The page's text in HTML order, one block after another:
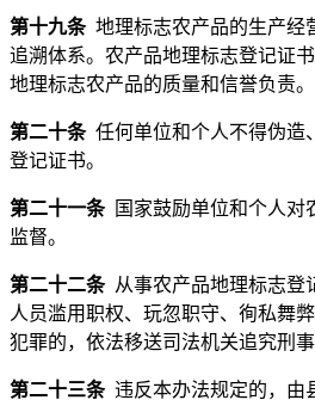
第十九条地理标志农产品的生产经
追溯体系。农产品地理标志登记证
地理标志农产品的质量和信誉负责。
第二十条任何单位和个人不得伪造
登记证书。
第二十一条国家鼓励单位和个人对
监督。
第二十二条从事农产品地理标志登
人员滥用职权、玩忽职守、徇私舞
犯罪的，依法移送司法机关追究刑事
第二十三条违反本办法规定的，由